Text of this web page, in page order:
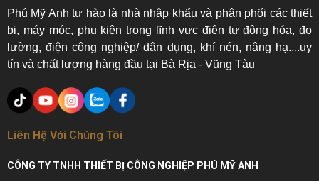
Phú Mỹ Anh tự hào là nhà nhập khẩu và phân phối các thiết
bị, máy móc, phụ kiện trong lĩnh vực điện tự động hóa, đo
lường, điện công nghiệp/ dân dụng, khí nén, nâng hạ....uy
tín và chất lượng hàng đầu tại Bà Rịa - Vũng Tàu
Liên Hệ Với Chúng Tôi
CÔNG TY TNHH THIẾT BỊ CÔNG NGHIỆP PHÚ MỸ ANH